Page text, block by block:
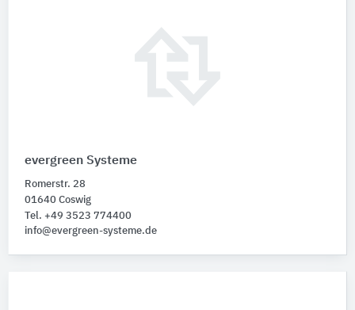
evergreen Systeme
Romerstr. 28
01640 Coswig
Tel. +49 3523 774400
info@evergreen-systeme.de